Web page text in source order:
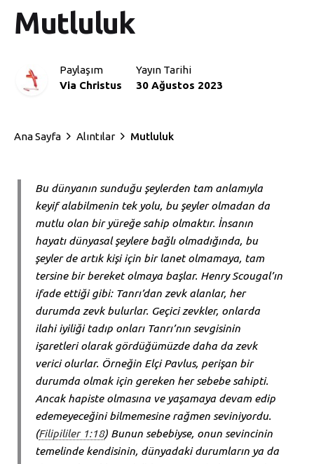
Mutluluk
Paylaşım
Via Christus
Yayın Tarihi
30 Ağustos 2023
Ana Sayfa Alıntılar Mutluluk
Bu dünyanın sunduğu şeylerden tam anlamıyla
keyif alabilmenin tek yolu, bu şeyler olmadan da
mutlu olan bir yüreğe sahip olmaktır. İnsanın
hayatı dünyasal şeylere bağlı olmadığında, bu
şeyler de artık kişi için bir lanet olmamaya, tam
tersine bir bereket olmaya başlar. Henry Scougal’ın
ifade ettiği gibi: Tanrı’dan zevk alanlar, her
durumda zevk bulurlar. Geçici zevkler, onlarda
ilahi iyiliği tadıp onları Tanrı’nın sevgisinin
işaretleri olarak gördüğümüzde daha da zevk
verici olurlar. Örneğin Elçi Pavlus, perişan bir
durumda olmak için gereken her sebebe sahipti.
Ancak hapiste olmasına ve yaşamaya devam edip
edemeyeceğini bilmemesine rağmen seviniyordu.
(Filipililer 1:18) Bunun sebebiyse, onun sevincinin
temelinde kendisinin, dünyadaki durumların ya da